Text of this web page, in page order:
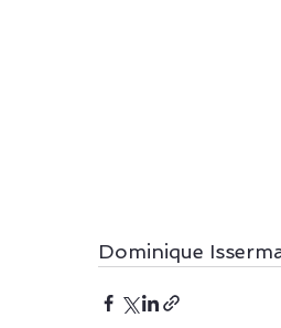
Dominique